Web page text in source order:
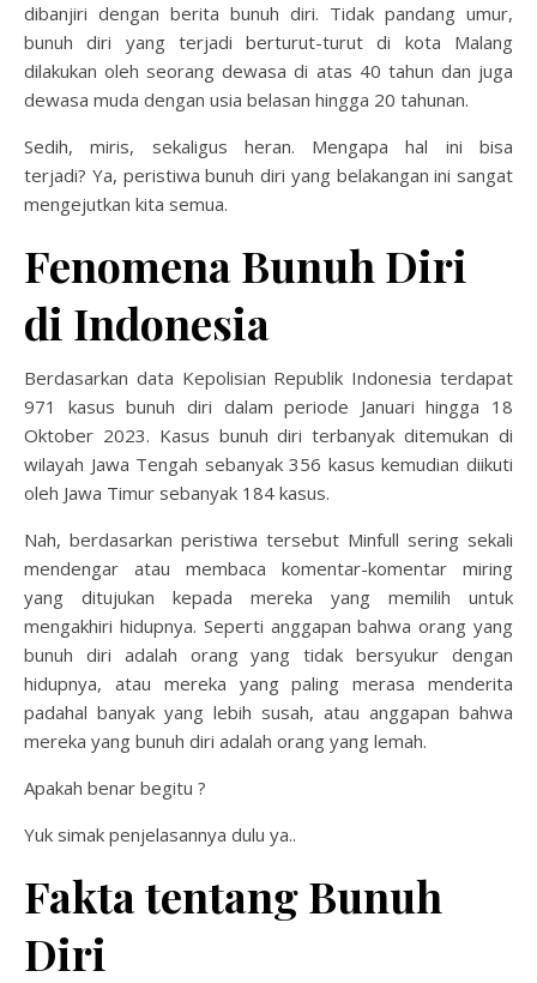
dibanjiri dengan berita bunuh diri. Tidak pandang umur,
bunuh diri yang terjadi berturut-turut di kota Malang
dilakukan oleh seorang dewasa di atas 40 tahun dan juga
dewasa muda dengan usia belasan hingga 20 tahunan.
Sedih, miris, sekaligus heran. Mengapa hal ini bisa
terjadi? Ya, peristiwa bunuh diri yang belakangan ini sangat
mengejutkan kita semua.
Fenomena Bunuh Diri
di Indonesia
Berdasarkan data Kepolisian Republik Indonesia terdapat
971 kasus bunuh diri dalam periode Januari hingga 18
Oktober 2023. Kasus bunuh diri terbanyak ditemukan di
wilayah Jawa Tengah sebanyak 356 kasus kemudian diikuti
oleh Jawa Timur sebanyak 184 kasus.
Nah, berdasarkan peristiwa tersebut Minfull sering sekali
mendengar atau membaca komentar-komentar miring
yang ditujukan kepada mereka yang memilih untuk
mengakhiri hidupnya. Seperti anggapan bahwa orang yang
bunuh diri adalah orang yang tidak bersyukur dengan
hidupnya, atau mereka yang paling merasa menderita
padahal banyak yang lebih susah, atau anggapan bahwa
mereka yang bunuh diri adalah orang yang lemah.
Apakah benar begitu ?
Yuk simak penjelasannya dulu ya..
Fakta tentang Bunuh
Diri